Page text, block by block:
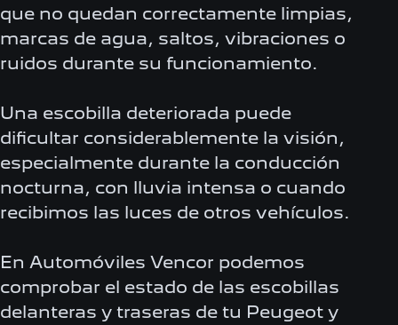
que no quedan correctamente limpias,
marcas de agua, saltos, vibraciones o
ruidos durante su funcionamiento.
Una escobilla deteriorada puede
dificultar considerablemente la visión,
especialmente durante la conducción
nocturna, con lluvia intensa o cuando
recibimos las luces de otros vehículos.
En Automóviles Vencor podemos
comprobar el estado de las escobillas
delanteras y traseras de tu Peugeot y